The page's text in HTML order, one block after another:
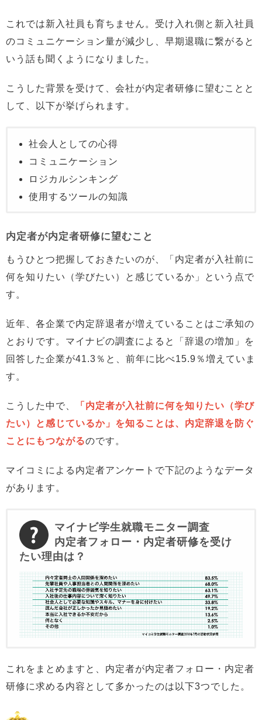
これでは新入社員も育ちません。受け入れ側と新入社員
のコミュニケーション量が減少し、早期退職に繋がると
いう話も聞くようになりました。
こうした背景を受けて、会社が内定者研修に望むことと
して、以下が挙げられます。
社会人としての心得
コミュニケーション
ロジカルシンキング
使用するツールの知識
内定者が内定者研修に望むこと
もうひとつ把握しておきたいのが、「内定者が入社前に
何を知りたい（学びたい）と感じているか」という点で
す。
近年、各企業で内定辞退者が増えていることはご承知の
とおりです。マイナビの調査によると「辞退の増加」を
回答した企業が41.3％と、前年に比べ15.9％増えていま
す。
こうした中で、
「内定者が入社前に何を知りたい（学び
たい）と感じているか」を知ることは、内定辞退を防ぐ
ことにもつながるのです。
マイコミによる内定者アンケートで下記のようなデータ
があります。
マイナビ学生就職モニター調査
内定者フォロー・内定者研修を受け
たい理由は？
これをまとめますと、内定者が内定者フォロー・内定者
研修に求める内容として多かったのは以下3つでした。